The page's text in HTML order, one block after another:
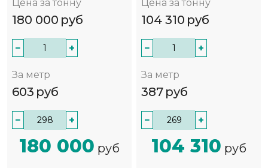
Цена за тонну
180 000 руб
− +
За метр
603 руб
− +
180 000 руб
Цена за тонну
104 310 руб
− +
За метр
387 руб
− +
104 310 руб